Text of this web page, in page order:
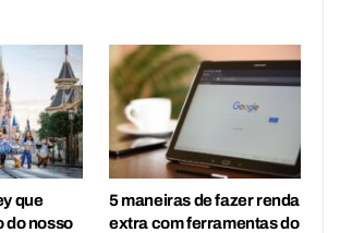
que
do nosso
5 maneiras de fazer renda
extra com ferramentas do